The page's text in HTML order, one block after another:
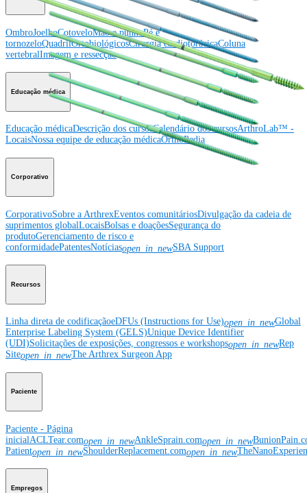
OmbroJoelhoCotoveloMão e punhoPé e
tornozeloQuadrilOrtobiológicosCirurgia cardiotorácicaColuna
vertebralImagem e ressecção
Educação médica
Educação médicaDescrição dos cursosCalendário dos cursosArthroLab™ -
LocaisNossa equipe de educação médicaOrthoPedia
Corporativo
CorporativoSobre a ArthrexEventos comunitáriosDivulgação da cadeia de
suprimentos globalLocaisBolsas e doaçõesSegurança do
produtoGerenciamento de risco e
conformidadePatentesNotíciasopen_in_newSBA Support
Recursos
Linha direta de codificaçãoeDFUs (Instructions for Use)open_in_newGlobal
Enterprise Labeling System (GELS)Unique Device Identifier
(UDI)Solicitações de exposições, congressos e workshopsopen_in_newRep
Siteopen_in_newThe Arthrex Surgeon App
Paciente
Paciente - Página
inicialACLTear.comopen_in_newAnkleSprain.comopen_in_new
Patientopen_in_newShoulderReplacement.comopen_in_new
Empregos